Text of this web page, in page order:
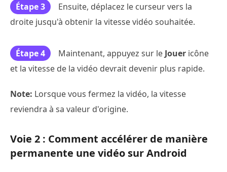
Étape 3
Ensuite, déplacez le curseur vers la
droite jusqu'à obtenir la vitesse vidéo souhaitée.
Étape 4 Maintenant, appuyez sur le Jouer icône
et la vitesse de la vidéo devrait devenir plus rapide.
Note: Lorsque vous fermez la vidéo, la vitesse
reviendra à sa valeur d'origine.
Voie 2 : Comment accélérer de manière
permanente une vidéo sur Android